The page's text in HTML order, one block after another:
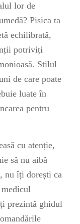
lor de
Pisica ta
echilibrată,
potriviți
Stilul
de care poate
luate în
pentru
cu atenție,
să nu aibă
nu îți dorești ca
prezintă ghidul